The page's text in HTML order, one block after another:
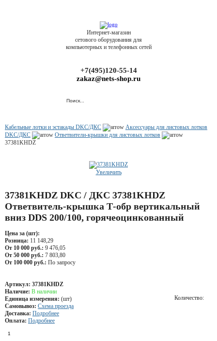
Интернет-магазин
сетового оборудования для
компьютерных и телефонных сетей
+7(495)120-55-14
zakaz@nets-shop.ru
Кабельные лотки и эстакады DKC/ДКС
Аксессуары для листовых лотков
DKC/ДКС
Ответвители-крышки для листовых лотков
37381KHDZ
Увеличить
37381KHDZ DKC / ДКС 37381KHDZ
Ответвитель-крышка Т-обр вертикальный
вниз DDS 200/100, горячеоцинкованный
Цена за (шт):
Розница: 11 148,29
От 10 000 руб.: 9 476,05
От 50 000 руб.: 7 803,80
От 100 000 руб.: По запросу
Артикул: 37381KHDZ
Наличие: В наличии
Единица измерения: (шт)
Самовывоз: Схема проезда
Доставка: Подробнее
Оплата: Подробнее
Количество: